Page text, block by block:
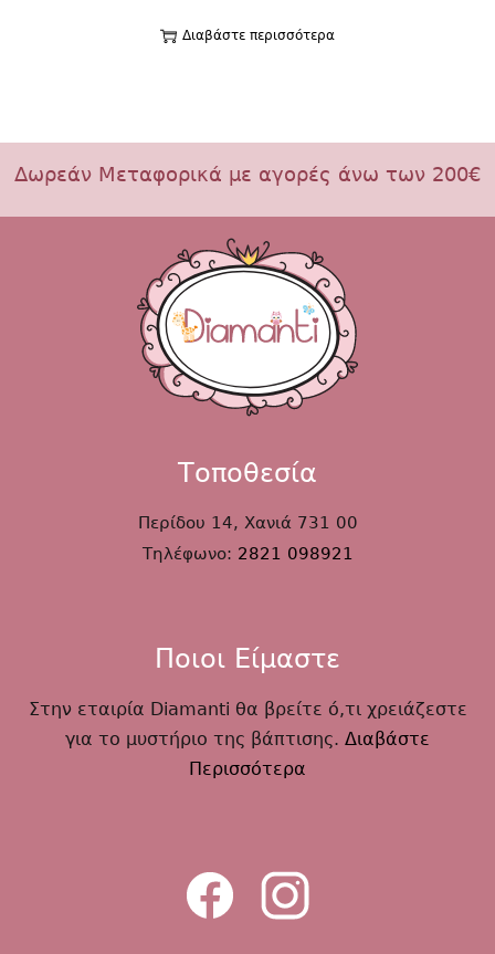
Διαβάστε περισσότερα
Δωρεάν Μεταφορικά με αγορές άνω των 200€
Τοποθεσία
Περίδου 14, Χανιά 731 00
Τηλέφωνο: 2821 098921
Ποιοι Είμαστε
Στην εταιρία Diamanti θα βρείτε ό,τι χρειάζεστε
για το μυστήριο της βάπτισης. Διαβάστε
Περισσότερα